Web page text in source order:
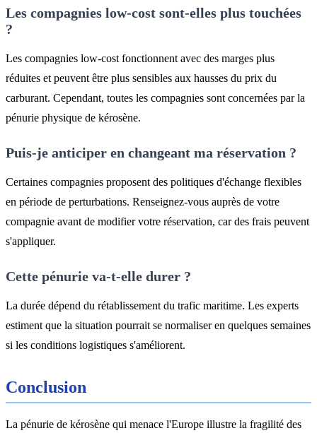
Les compagnies low-cost sont-elles plus touchées
?
Les compagnies low-cost fonctionnent avec des marges plus
réduites et peuvent être plus sensibles aux hausses du prix du
carburant. Cependant, toutes les compagnies sont concernées par la
pénurie physique de kérosène.
Puis-je anticiper en changeant ma réservation ?
Certaines compagnies proposent des politiques d'échange flexibles
en période de perturbations. Renseignez-vous auprès de votre
compagnie avant de modifier votre réservation, car des frais peuvent
s'appliquer.
Cette pénurie va-t-elle durer ?
La durée dépend du rétablissement du trafic maritime. Les experts
estiment que la situation pourrait se normaliser en quelques semaines
si les conditions logistiques s'améliorent.
Conclusion
La pénurie de kérosène qui menace l'Europe illustre la fragilité des